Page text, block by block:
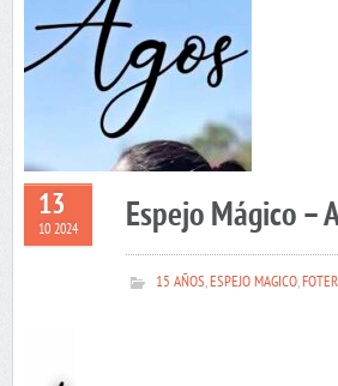
13
10 2024 Espejo Mágico –
15 AÑOS,ESPEJO MAGICO,